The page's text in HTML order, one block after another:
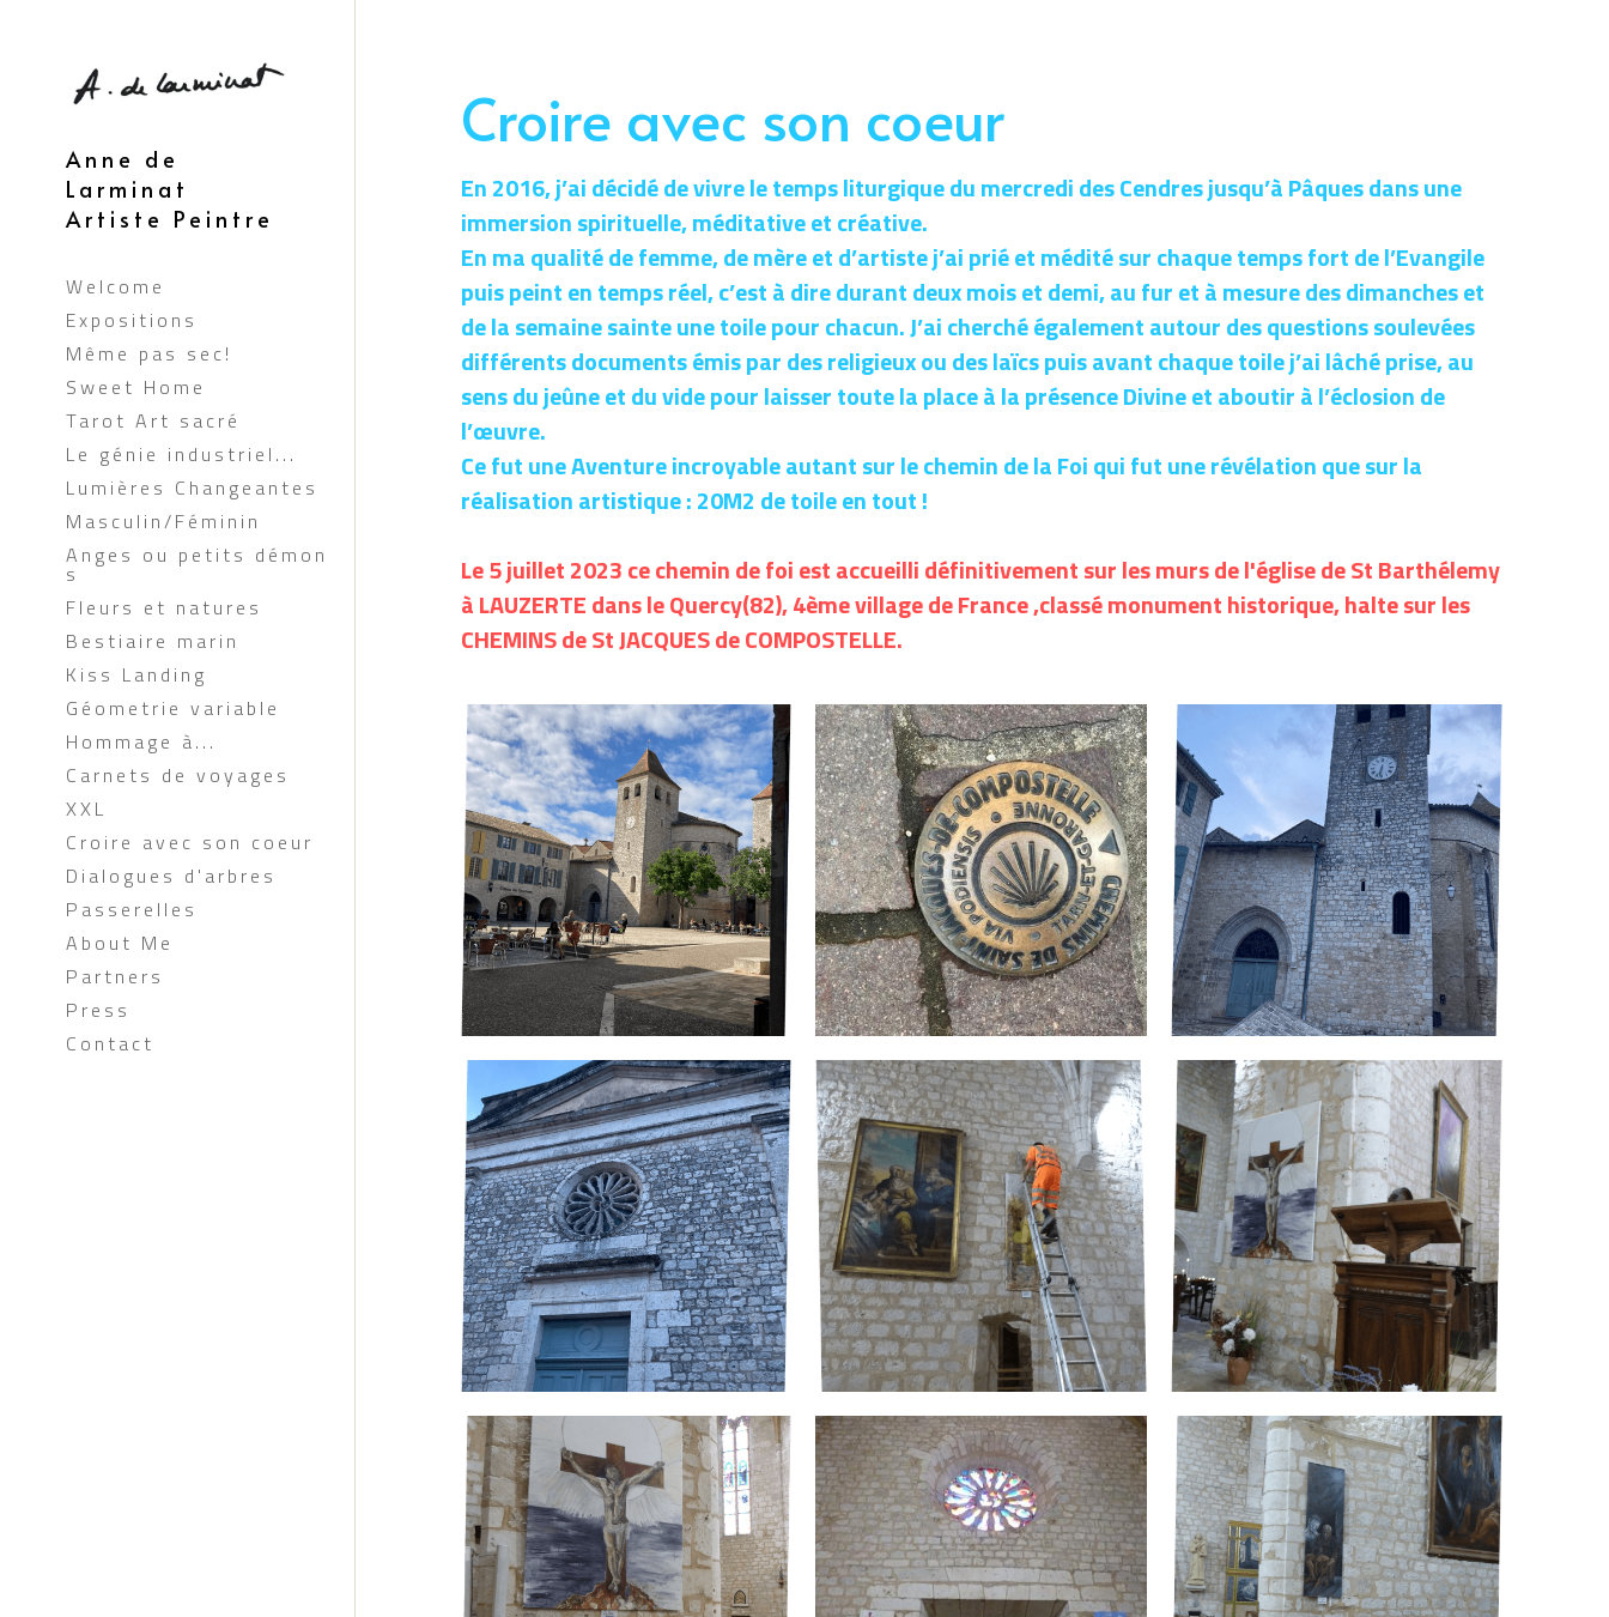
Anne de
Larminat
Artiste Peintre
Welcome
Expositions
Même pas sec!
Sweet Home
Tarot Art sacré
Le génie industriel...
Lumières Changeantes
Masculin/Féminin
Anges ou petits démon
s
Fleurs et natures
Bestiaire marin
Kiss Landing
Géometrie variable
Hommage à...
Carnets de voyages
XXL
Croire avec son coeur
Dialogues d'arbres
Passerelles
About Me
Partners
Press
Contact
Croire avec son coeur
En 2016, j’ai décidé de vivre le temps liturgique du mercredi des Cendres jusqu’à Pâques dans une
immersion spirituelle, méditative et créative.
En ma qualité de femme, de mère et d’artiste j’ai prié et médité sur chaque temps fort de l’Evangile
puis peint en temps réel, c’est à dire durant deux mois et demi, au fur et à mesure des dimanches et
de la semaine sainte une toile pour chacun. J’ai cherché également autour des questions soulevées
différents documents émis par des religieux ou des laïcs puis avant chaque toile j’ai lâché prise, au
sens du jeûne et du vide pour laisser toute la place à la présence Divine et aboutir à l’éclosion de
l’œuvre.
Ce fut une Aventure incroyable autant sur le chemin de la Foi qui fut une révélation que sur la
réalisation artistique : 20M2 de toile en tout !
Le 5 juillet 2023 ce chemin de foi est accueilli définitivement sur les murs de l'église de St Barthélemy
à LAUZERTE dans le Quercy(82), 4ème village de France ,classé monument historique, halte sur les
CHEMINS de St JACQUES de COMPOSTELLE.